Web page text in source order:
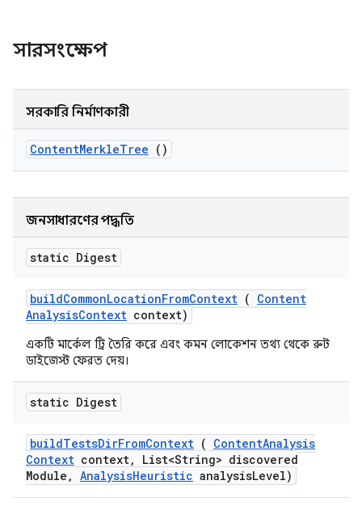
সারসংক্ষেপ
সরকারি নির্মাণকারী
ContentMerkleTree ()
জনসাধারণের পদ্ধতি
static Digest
buildCommonLocationFromContext ( Content
AnalysisContext context)
একটি মার্কেল ট্রি তৈরি করে এবং কমন লোকেশন তথ্য থেকে রুট
ডাইজেস্ট ফেরত দেয়।
static Digest
buildTestsDirFromContext ( ContentAnalysis
Context context,
List<String> discovered
Module , AnalysisHeuristic analysisLevel)